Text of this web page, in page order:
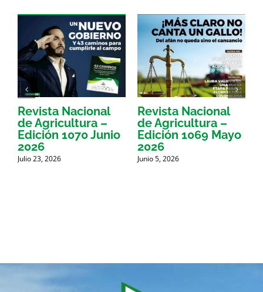
Revista Nacional
de Agricultura –
Edición 1070 Junio
2026
Julio 23, 2026
Revista Nacional
de Agricultura –
Edición 1069 Mayo
2026
Junio 5, 2026